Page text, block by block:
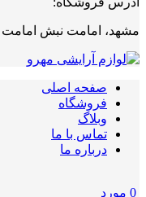
مشهد، امامت نبش امامت 34 ، لوازم آرایش مهرو
صفحه اصلی
فروشگاه
وبلاگ
تماس با ما
درباره ما
0 مورد